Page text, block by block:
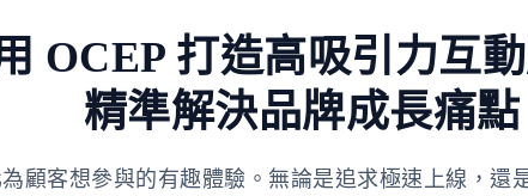
OCEP 打造高吸引力互動
精準解決品牌成長痛點
顧客想參與的有趣體驗。無論是追求極速上線，還